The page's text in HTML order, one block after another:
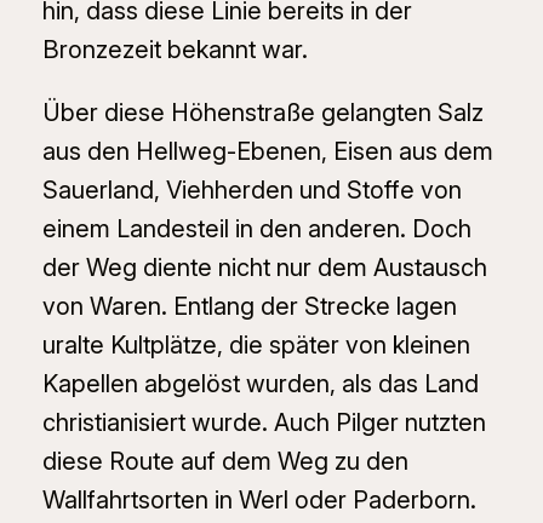
hin, dass diese Linie bereits in der
Bronzezeit bekannt war.
Über diese Höhenstraße gelangten Salz
aus den Hellweg-Ebenen, Eisen aus dem
Sauerland, Viehherden und Stoffe von
einem Landesteil in den anderen. Doch
der Weg diente nicht nur dem Austausch
von Waren. Entlang der Strecke lagen
uralte Kultplätze, die später von kleinen
Kapellen abgelöst wurden, als das Land
christianisiert wurde. Auch Pilger nutzten
diese Route auf dem Weg zu den
Wallfahrtsorten in Werl oder Paderborn.